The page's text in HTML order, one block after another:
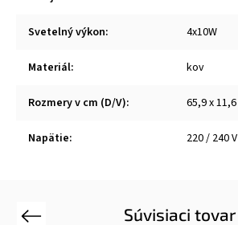
Svetelný výkon: 4x10W
Materiál: kov
Rozmery v cm (D/V): 65,9 x 11,6
Napätie: 220 / 240 V
Súvisiaci tovar
Previous